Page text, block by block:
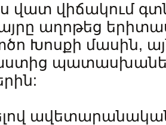
վիճակում
աղոթեց
Խոսքի մասին,
պատասխանեց